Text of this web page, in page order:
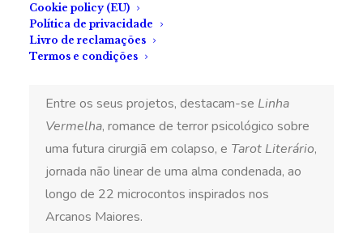
Cookie policy (EU)
Política de privacidade
Livro de reclamações
Termos e condições
ficção literária e às múltiplas facetas do terror,
com uma voz lírica e fragmentária que explora
trauma, culpa e identidade. Encontra na escrita
Entre os seus projetos, destacam-se Linha
Vermelha, romance de terror psicológico sobre
uma futura cirurgiã em colapso, e Tarot Literário,
jornada não linear de uma alma condenada, ao
longo de 22 microcontos inspirados nos
Arcanos Maiores.